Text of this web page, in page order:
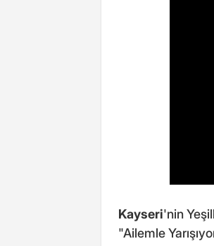
Kayseri'nin
"Ailemle